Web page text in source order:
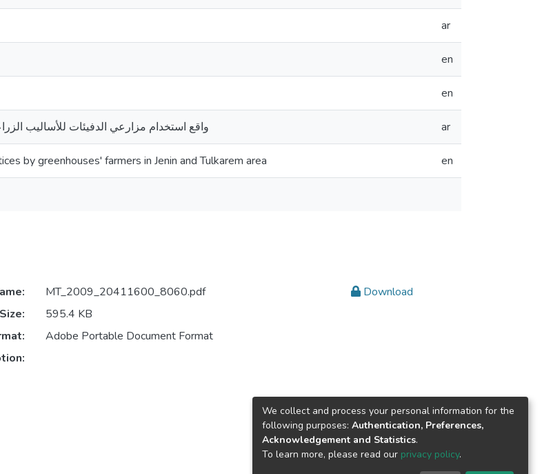
ar
en
en
واقع استخدام مزارعي الدفيئات للأساليب ar
by greenhouses' farmers in Jenin and Tulkarem area en
MT_2009_20411600_8060.pdf
Size:
595.4 KB
Adobe Portable Document Format
Download
We collect and process your personal information for the
following purposes: Authentication, Preferences,
Acknowledgement and Statistics.
To learn more, please read our privacy policy.